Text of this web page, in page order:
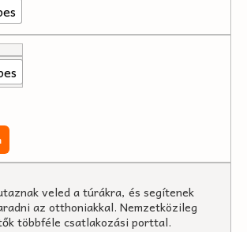
veled a túrákra, és segítenek
az otthoniakkal. Nemzetközileg
többféle csatlakozási porttal.